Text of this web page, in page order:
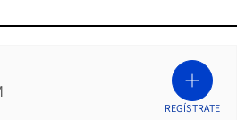
REGÍSTRATE